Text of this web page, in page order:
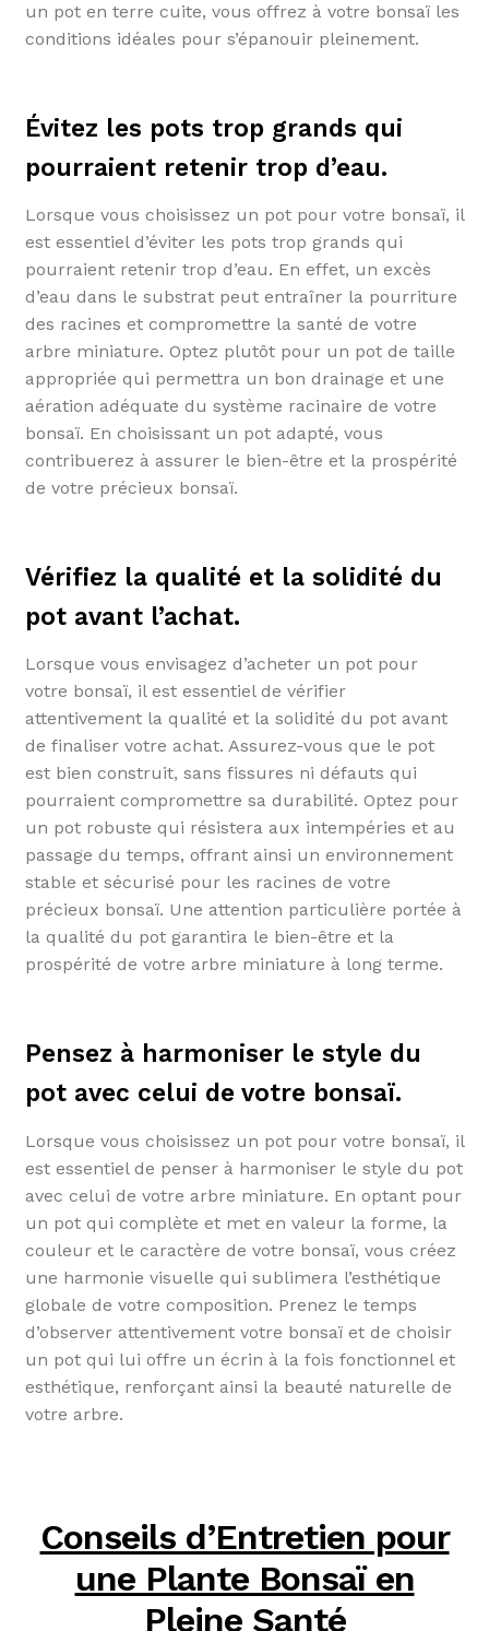
un pot en terre cuite, vous offrez à votre bonsaï les
conditions idéales pour s’épanouir pleinement.
Évitez les pots trop grands qui
pourraient retenir trop d’eau.
Lorsque vous choisissez un pot pour votre bonsaï, il
est essentiel d’éviter les pots trop grands qui
pourraient retenir trop d’eau. En effet, un excès
d’eau dans le substrat peut entraîner la pourriture
des racines et compromettre la santé de votre
arbre miniature. Optez plutôt pour un pot de taille
appropriée qui permettra un bon drainage et une
aération adéquate du système racinaire de votre
bonsaï. En choisissant un pot adapté, vous
contribuerez à assurer le bien-être et la prospérité
de votre précieux bonsaï.
Vérifiez la qualité et la solidité du
pot avant l’achat.
Lorsque vous envisagez d’acheter un pot pour
votre bonsaï, il est essentiel de vérifier
attentivement la qualité et la solidité du pot avant
de finaliser votre achat. Assurez-vous que le pot
est bien construit, sans fissures ni défauts qui
pourraient compromettre sa durabilité. Optez pour
un pot robuste qui résistera aux intempéries et au
passage du temps, offrant ainsi un environnement
stable et sécurisé pour les racines de votre
précieux bonsaï. Une attention particulière portée à
la qualité du pot garantira le bien-être et la
prospérité de votre arbre miniature à long terme.
Pensez à harmoniser le style du
pot avec celui de votre bonsaï.
Lorsque vous choisissez un pot pour votre bonsaï, il
est essentiel de penser à harmoniser le style du pot
avec celui de votre arbre miniature. En optant pour
un pot qui complète et met en valeur la forme, la
couleur et le caractère de votre bonsaï, vous créez
une harmonie visuelle qui sublimera l’esthétique
globale de votre composition. Prenez le temps
d’observer attentivement votre bonsaï et de choisir
un pot qui lui offre un écrin à la fois fonctionnel et
esthétique, renforçant ainsi la beauté naturelle de
votre arbre.
Conseils d’Entretien pour
une Plante Bonsaï en
Pleine Santé